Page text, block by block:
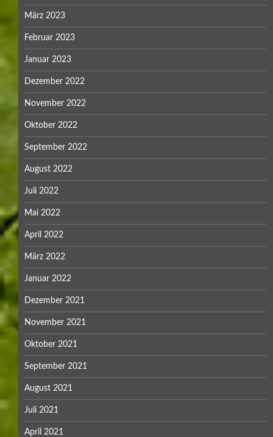
März 2023
Februar 2023
Januar 2023
Dezember 2022
November 2022
Oktober 2022
September 2022
August 2022
Juli 2022
Mai 2022
April 2022
März 2022
Januar 2022
Dezember 2021
November 2021
Oktober 2021
September 2021
August 2021
Juli 2021
April 2021